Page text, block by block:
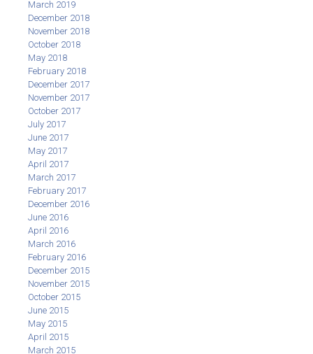
March 2019
December 2018
November 2018
October 2018
May 2018
February 2018
December 2017
November 2017
October 2017
July 2017
June 2017
May 2017
April 2017
March 2017
February 2017
December 2016
June 2016
April 2016
March 2016
February 2016
December 2015
November 2015
October 2015
June 2015
May 2015
April 2015
March 2015